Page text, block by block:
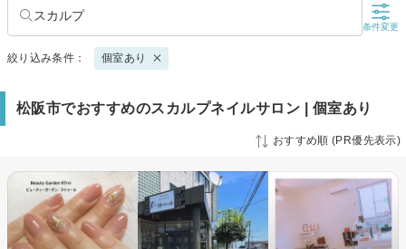
スカルプ
条件変更
絞り込み条件： 個室あり
松阪市でおすすめのスカルプネイルサロン | 個室あり
おすすめ順 (PR優先表示)